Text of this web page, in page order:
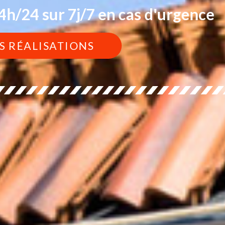
24 sur 7j/7 en cas d'urgence
RÉALISATIONS